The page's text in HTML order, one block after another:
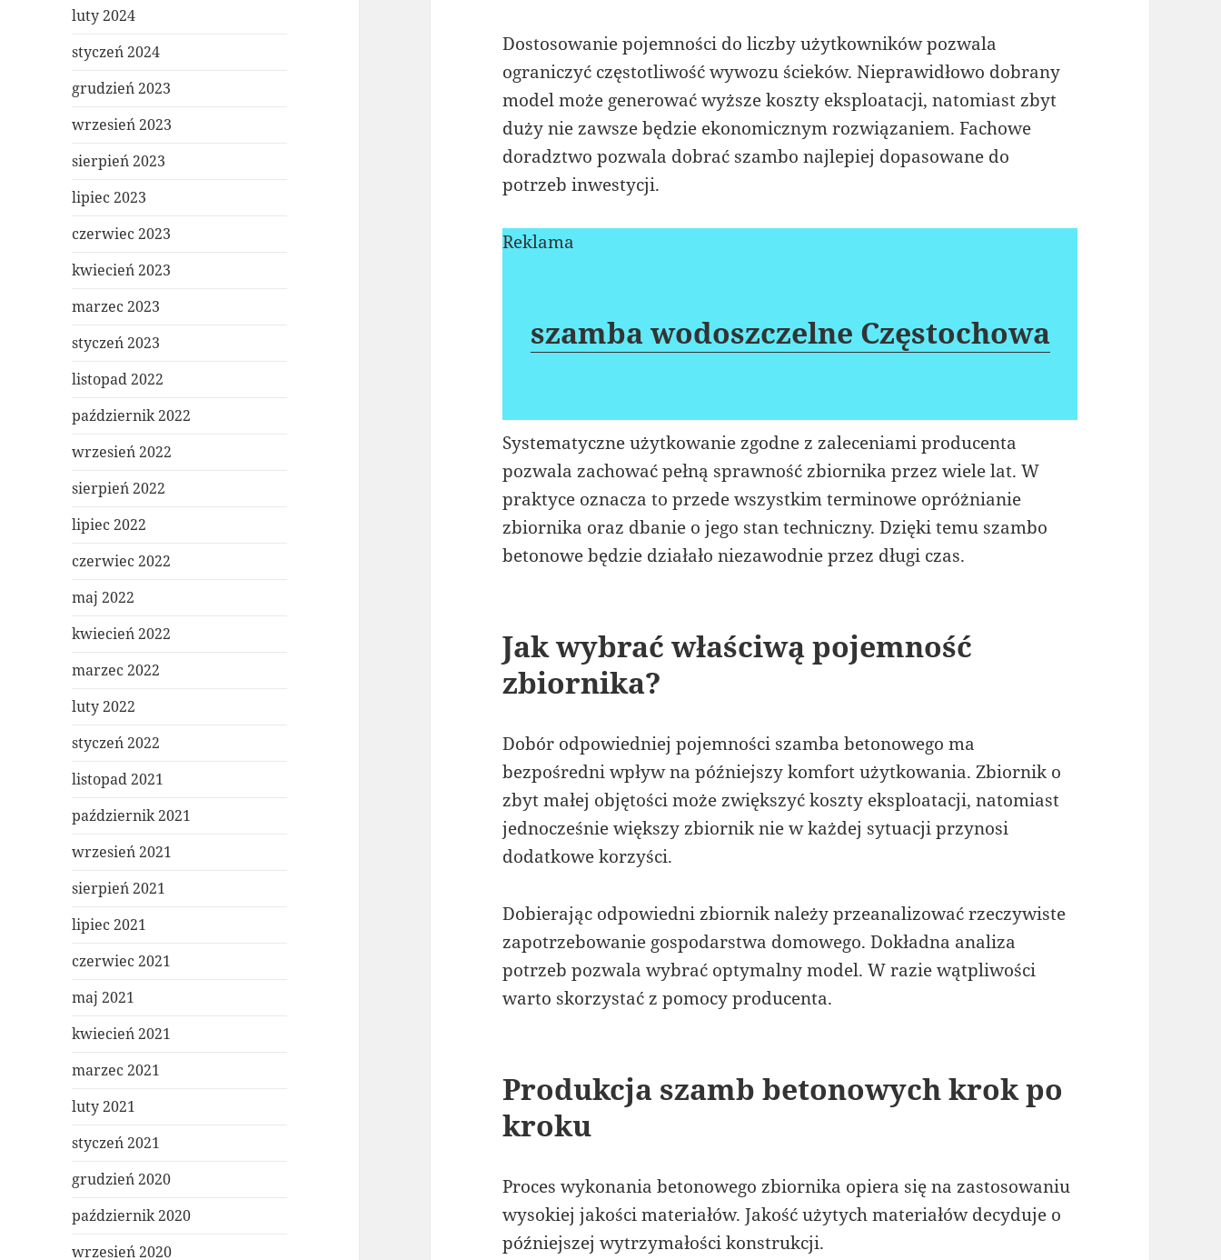
luty 2024
styczeń 2024
grudzień 2023
wrzesień 2023
sierpień 2023
lipiec 2023
czerwiec 2023
kwiecień 2023
marzec 2023
styczeń 2023
listopad 2022
październik 2022
wrzesień 2022
sierpień 2022
lipiec 2022
czerwiec 2022
maj 2022
kwiecień 2022
marzec 2022
luty 2022
styczeń 2022
listopad 2021
październik 2021
wrzesień 2021
sierpień 2021
lipiec 2021
czerwiec 2021
maj 2021
kwiecień 2021
marzec 2021
luty 2021
styczeń 2021
grudzień 2020
październik 2020
wrzesień 2020
Dostosowanie pojemności do liczby użytkowników pozwala
ograniczyć częstotliwość wywozu ścieków. Nieprawidłowo dobrany
model może generować wyższe koszty eksploatacji, natomiast zbyt
duży nie zawsze będzie ekonomicznym rozwiązaniem. Fachowe
doradztwo pozwala dobrać szambo najlepiej dopasowane do
potrzeb inwestycji.
Reklama
szamba wodoszczelne Częstochowa
Systematyczne użytkowanie zgodne z zaleceniami producenta
pozwala zachować pełną sprawność zbiornika przez wiele lat. W
praktyce oznacza to przede wszystkim terminowe opróżnianie
zbiornika oraz dbanie o jego stan techniczny. Dzięki temu szambo
betonowe będzie działało niezawodnie przez długi czas.
Jak wybrać właściwą pojemność
zbiornika?
Dobór odpowiedniej pojemności szamba betonowego ma
bezpośredni wpływ na późniejszy komfort użytkowania. Zbiornik o
zbyt małej objętości może zwiększyć koszty eksploatacji, natomiast
jednocześnie większy zbiornik nie w każdej sytuacji przynosi
dodatkowe korzyści.
Dobierając odpowiedni zbiornik należy przeanalizować rzeczywiste
zapotrzebowanie gospodarstwa domowego. Dokładna analiza
potrzeb pozwala wybrać optymalny model. W razie wątpliwości
warto skorzystać z pomocy producenta.
Produkcja szamb betonowych krok po
kroku
Proces wykonania betonowego zbiornika opiera się na zastosowaniu
wysokiej jakości materiałów. Jakość użytych materiałów decyduje o
późniejszej wytrzymałości konstrukcji.